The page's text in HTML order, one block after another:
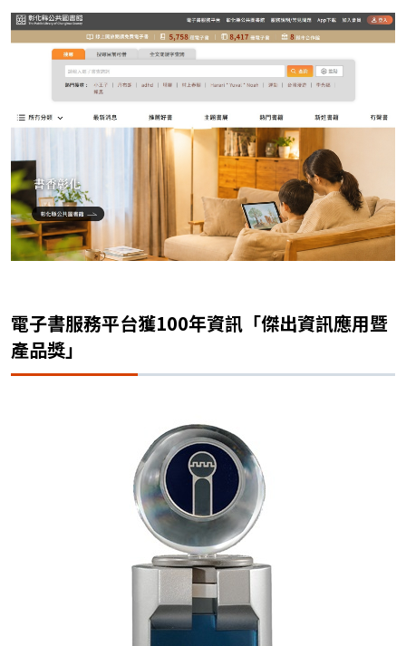
電子書服務平台獲100年資訊「傑出資訊應用暨
產品獎」